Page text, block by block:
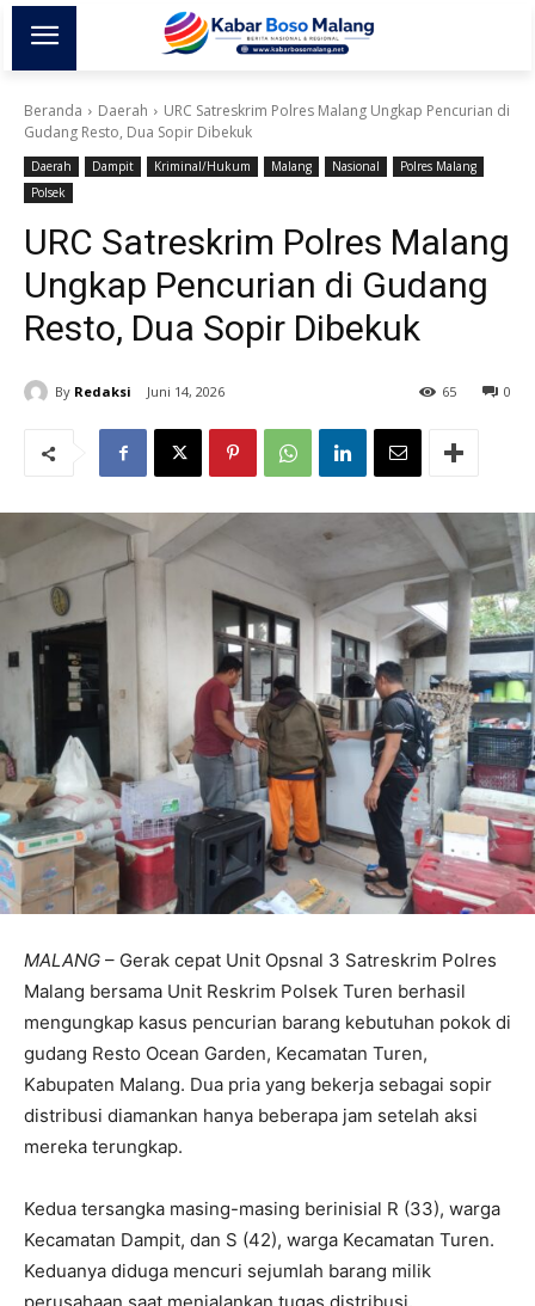
Beranda Daerah
URC Satreskrim Polres Malang Ungkap Pencurian di
Gudang Resto, Dua Sopir Dibekuk
Daerah Dampit Kriminal/Hukum Malang Nasional
Polres Malang
Polsek
URC Satreskrim Polres Malang
Ungkap Pencurian di Gudang
Resto, Dua Sopir Dibekuk
By Redaksi Juni 14, 2026 0
65
MALANG – Gerak cepat Unit Opsnal 3 Satreskrim Polres
Malang bersama Unit Reskrim Polsek Turen berhasil
mengungkap kasus pencurian barang kebutuhan pokok di
gudang Resto Ocean Garden, Kecamatan Turen,
Kabupaten Malang. Dua pria yang bekerja sebagai sopir
distribusi diamankan hanya beberapa jam setelah aksi
mereka terungkap.
Kedua tersangka masing-masing berinisial R (33), warga
Kecamatan Dampit, dan S (42), warga Kecamatan Turen.
Keduanya diduga mencuri sejumlah barang milik